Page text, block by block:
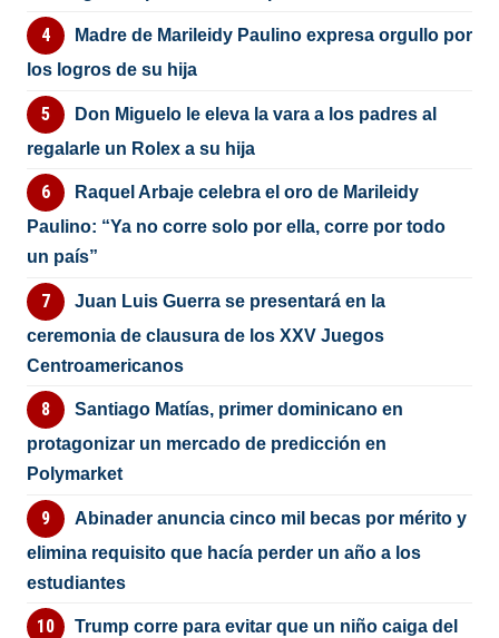
Madre de Marileidy Paulino expresa orgullo por
los logros de su hija
Don Miguelo le eleva la vara a los padres al
regalarle un Rolex a su hija
Raquel Arbaje celebra el oro de Marileidy
Paulino: “Ya no corre solo por ella, corre por todo
un país”
Juan Luis Guerra se presentará en la
ceremonia de clausura de los XXV Juegos
Centroamericanos
Santiago Matías, primer dominicano en
protagonizar un mercado de predicción en
Polymarket
Abinader anuncia cinco mil becas por mérito y
elimina requisito que hacía perder un año a los
estudiantes
Trump corre para evitar que un niño caiga del